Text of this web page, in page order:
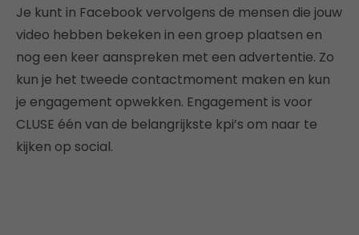
Je kunt in Facebook vervolgens de mensen die jouw
video hebben bekeken in een groep plaatsen en
nog een keer aanspreken met een advertentie. Zo
kun je het tweede contactmoment maken en kun
je engagement opwekken. Engagement is voor
CLUSE één van de belangrijkste kpi’s om naar te
kijken op social.